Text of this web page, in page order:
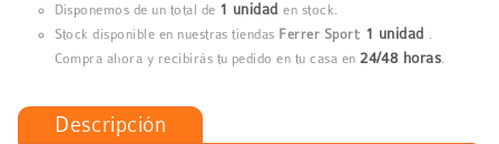
Disponemos de un total de 1 unidaden stock.
Stock disponible en nuestras tiendas Ferrer Sport: 1 unidad .
Compra ahora y recibirás tu pedido en tu casa en24/48 horas.
Descripción